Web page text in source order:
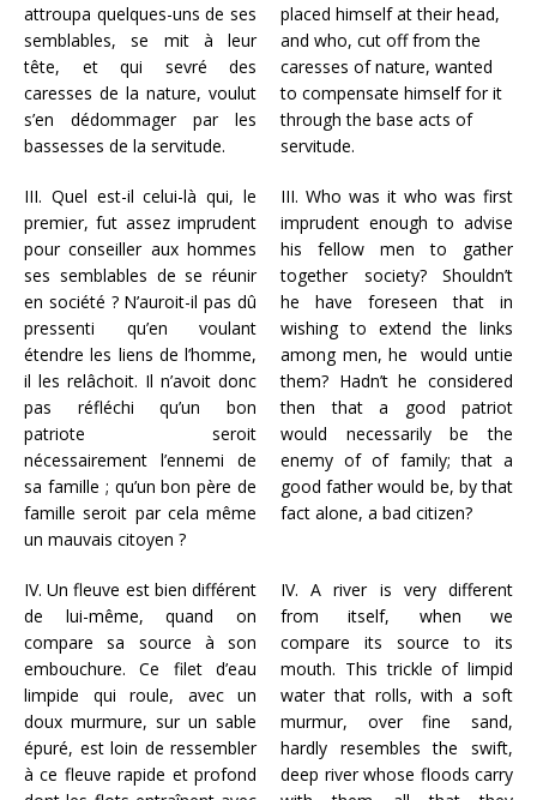
attroupa quelques-uns de ses
semblables, se mit à leur
tête, et qui sevré des
caresses de la nature, voulut
s’en dédommager par les
bassesses de la servitude.
placed himself at their head,
and who, cut off from the
caresses of nature, wanted
to compensate himself for it
through the base acts of
servitude.
III. Quel est-il celui-là qui, le
premier, fut assez imprudent
pour conseiller aux hommes
ses semblables de se réunir
en société ? N’auroit-il pas dû
pressenti qu’en voulant
étendre les liens de l’homme,
il les relâchoit. Il n’avoit donc
pas réfléchi qu’un bon
patriote seroit
nécessairement l’ennemi de
sa famille ; qu’un bon père de
famille seroit par cela même
un mauvais citoyen ?
III. Who was it who was first
imprudent enough to advise
his fellow men to gather
together society? Shouldn’t
he have foreseen that in
wishing to extend the links
among men, he would untie
them? Hadn’t he considered
then that a good patriot
would necessarily be the
enemy of of family; that a
good father would be, by that
fact alone, a bad citizen?
IV. Un fleuve est bien différent
de lui-même, quand on
compare sa source à son
embouchure. Ce filet d’eau
limpide qui roule, avec un
doux murmure, sur un sable
épuré, est loin de ressembler
à ce fleuve rapide et profond
IV. A river is very different
from itself, when we
compare its source to its
mouth. This trickle of limpid
water that rolls, with a soft
murmur, over fine sand,
hardly resembles the swift,
deep river whose floods carry